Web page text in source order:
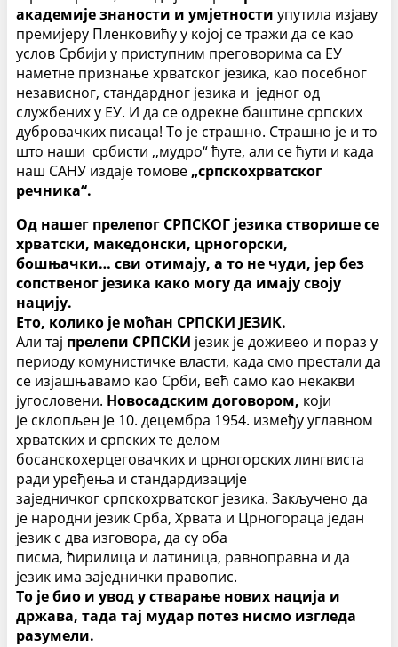
академије знаности и умјетности упутила изјаву
премијеру Пленковићу у којој се тражи да се као
услов Србији у приступним преговорима са ЕУ
наметне признање хрватског језика, као посебног
независног, стандардног језика и једног од
службених у ЕУ. И да се одрекне баштине српских
дубровачких писаца! То је страшно. Страшно је и то
што наши србисти ,,мудро“ ћуте, али се ћути и када
наш САНУ издаје томове „српскохрватског
речника“.
Од нашег прелепог СРПСКОГ језика створише се
хрватски, македонски, црногорски,
бошњачки… сви отимају, а то не чуди, јер без
сопственог језика како могу да имају своју
нацију.
Ето, колико је моћан СРПСКИ ЈЕЗИК.
Али тај прелепи СРПСКИ језик је доживео и пораз у
периоду комунистичке власти, када смо престали да
се изјашњавамо као Срби, већ само као некакви
југословени. Новосадским договором, који
је склопљен је 10. децембра 1954. између углавном
хрватских и српских те делом
босанскохерцеговачких и црногорских лингвиста
ради уређења и стандардизације
заједничког српскохрватског језика. Закључено да
је народни језик Срба, Хрвата и Црногораца један
језик с два изговора, да су оба
писма, ћирилица и латиница, равноправна и да
језик има заједнички правопис.
То је био и увод у стварање нових нација и
држава, тада тај мудар потез нисмо изгледа
разумели.